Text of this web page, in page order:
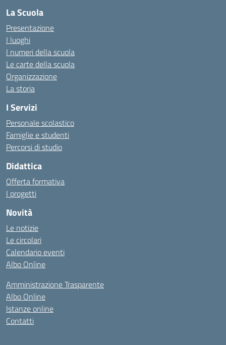
La Scuola
Presentazione
I luoghi
I numeri della scuola
Le carte della scuola
Organizzazione
La storia
I Servizi
Personale scolastico
Famiglie e studenti
Percorsi di studio
Didattica
Offerta formativa
I progetti
Novità
Le notizie
Le circolari
Calendario eventi
Albo Online
Amministrazione Trasparente
Albo Online
Istanze online
Contatti